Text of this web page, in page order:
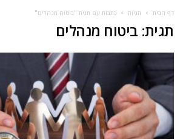
דף הבית תגיות כתבות עם תגית "ביטוח מנהלים"
תגית: ביטוח מנהלים